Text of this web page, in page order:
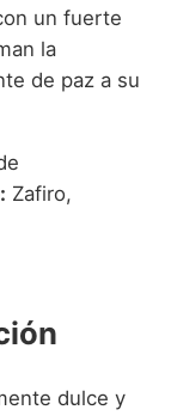
un fuerte
la
de paz a su
Zafiro,
dulce y